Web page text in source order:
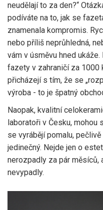
neudělají to za den?“
podíváte na to, jak se
znamenala kompromis.
nebo příliš neprůhledná,
vám v úsměvu hned
fazety v zahraničí za 1000
přicházejí s tím, že se
výroba - to je špatný
Naopak, kvalitní
laboratoři v Česku,
se vyrábějí pomalu,
jedinečný. Nejde jen o
nerozpadly za pár měsíců,
nevypadly.